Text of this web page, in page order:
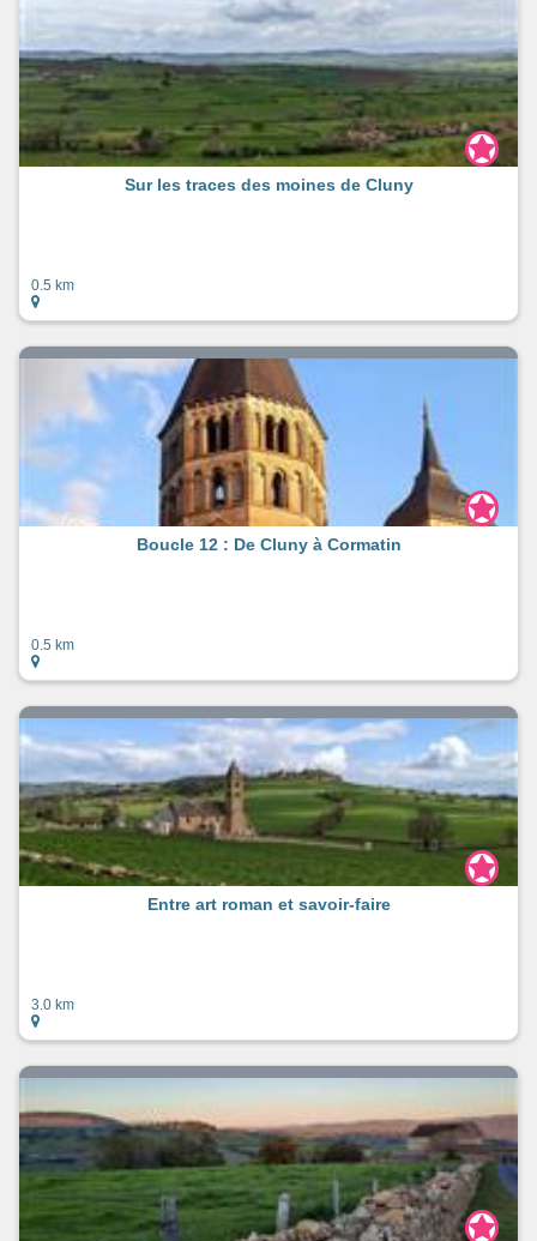
Sur les traces des moines de Cluny
0.5 km
Boucle 12 : De Cluny à Cormatin
0.5 km
Entre art roman et savoir-faire
3.0 km